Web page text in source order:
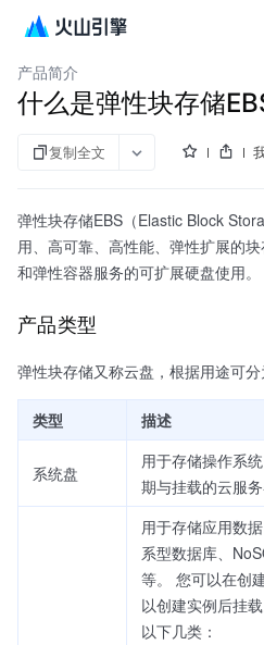
弹性块存储
产品简介
什么是弹性块存储
复制全文
弹性块存储EBS（Elastic Block
用、高可靠、高性能、弹性扩展的
和弹性容器服务的可扩展硬盘使用。
产品类型
弹性块存储又称云盘，根据用途可分
类型 描述
系统盘
用于存储操作系
期与挂载的云服务
用于存储应用数
系型数据库、
等。 您可以在创
以创建实例后挂
以下几类：